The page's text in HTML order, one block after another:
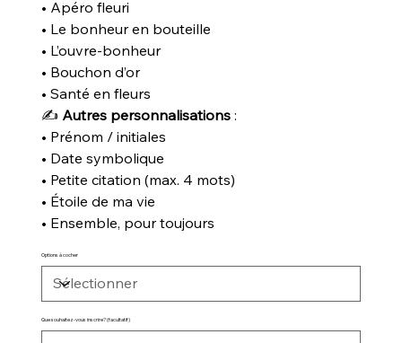
• Apéro fleuri
• Le bonheur en bouteille
• L’ouvre-bonheur
• Bouchon d’or
• Santé en fleurs
✍️ Autres personnalisations:
• Prénom / initiales
• Date symbolique
• Petite citation (max. 4 mots)
• Étoile de ma vie
• Ensemble, pour toujours
Options à cocher
Que souhaitez-vous inscrire? (facultatif)